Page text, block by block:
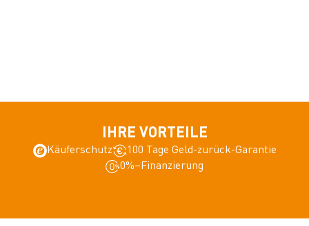
IHRE VORTEILE
Käuferschutz
100 Tage Geld-zurück-Garantie
0%–Finanzierung